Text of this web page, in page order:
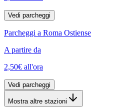
Vedi parcheggi
Parcheggi a Roma Ostiense
A partire da
2,50€ all'ora
Vedi parcheggi
Mostra altre stazioni